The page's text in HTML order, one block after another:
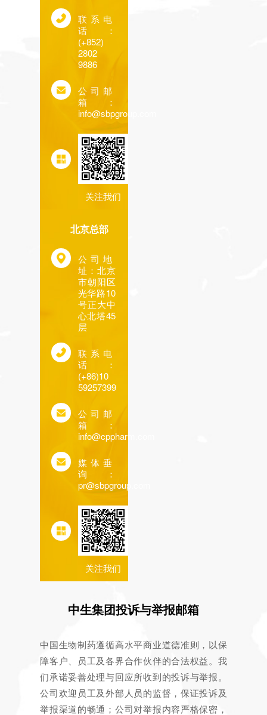
联系电
话：
(+852)
2802
9886
公司邮
箱：
info@sbpgroup.com
关注我们
北京总部
公司地
址：北京
市朝阳区
光华路10
号正大中
心北塔45
层
联系电
话：
(+86)10
59257399
公司邮
箱：
info@cppharm.com
媒体垂
询：
pr@sbpgroup.com
关注我们
中生集团投诉与举报邮箱
中国生物制药遵循高水平商业道德准则，以保
障客户、员工及各界合作伙伴的合法权益。我
们承诺妥善处理与回应所收到的投诉与举报。
公司欢迎员工及外部人员的监督，保证投诉及
举报渠道的畅通；公司对举报内容严格保密，